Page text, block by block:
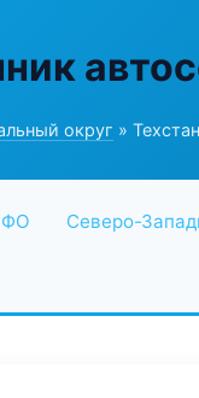
округ »
ФО Северо-